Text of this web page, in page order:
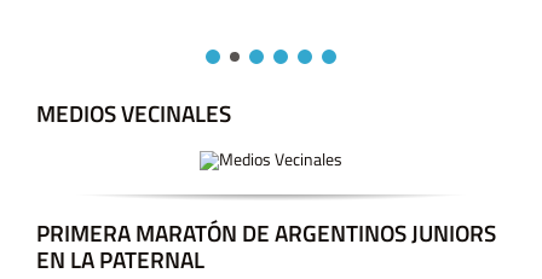
MEDIOS VECINALES
PRIMERA MARATÓN DE ARGENTINOS JUNIORS
EN LA PATERNAL